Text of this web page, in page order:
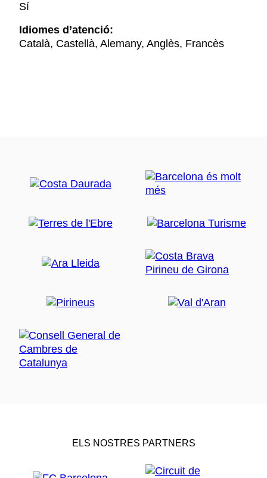
Sí
Idiomes d’atenció:
Català, Castellà, Alemany, Anglès, Francès
ELS NOSTRES PARTNERS